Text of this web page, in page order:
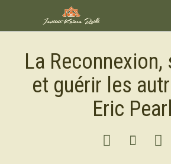
La Reconnexion,
et guérir les
Eric Pearl
  